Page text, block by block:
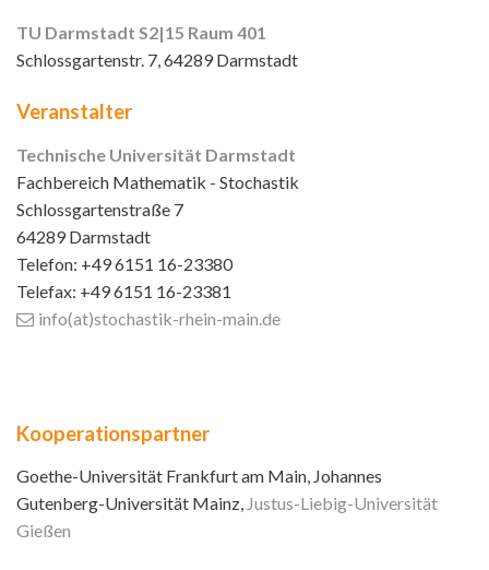
TU Darmstadt S2|15 Raum 401
Schlossgartenstr. 7, 64289 Darmstadt
Veranstalter
Technische Universität Darmstadt
Fachbereich Mathematik - Stochastik
Schlossgartenstraße 7
64289 Darmstadt
Telefon: +49 6151 16-23380
Telefax: +49 6151 16-23381
info(at)stochastik-rhein-main.de
Kooperationspartner
Goethe-Universität Frankfurt am Main, Johannes
Gutenberg-Universität Mainz, Justus-Liebig-Universität
Gießen